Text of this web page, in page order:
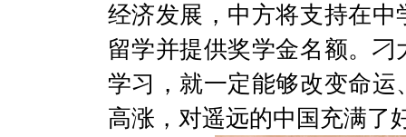
经济发展，中方将支持在
留学并提供奖学金名额。
学习，就一定能够改变命
高涨，对遥远的中国充满了